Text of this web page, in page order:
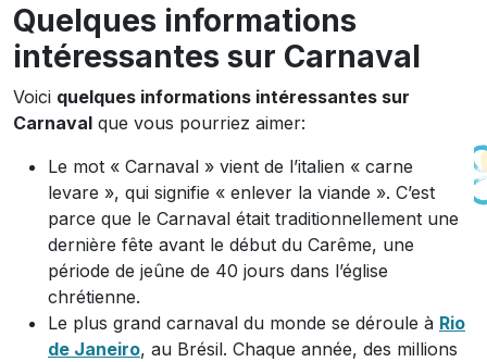
Quelques informations
intéressantes sur Carnaval
Voici quelques informations intéressantes sur
Carnaval que vous pourriez aimer:
Le mot « Carnaval » vient de l’italien « carne
levare », qui signifie « enlever la viande ». C’est
parce que le Carnaval était traditionnellement une
dernière fête avant le début du Carême, une
période de jeûne de 40 jours dans l’église
chrétienne.
Le plus grand carnaval du monde se déroule à Rio
de Janeiro, au Brésil. Chaque année, des millions